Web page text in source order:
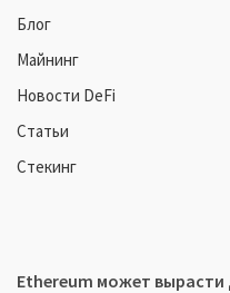
Блог
Майнинг
Новости DeFi
Статьи
Стекинг
Ethereum может вырасти